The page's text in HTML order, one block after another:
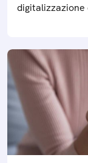
digitalizzazione